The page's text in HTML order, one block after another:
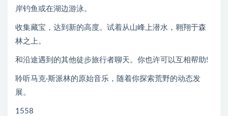
岸钓鱼或在湖边游泳。
收集藏宝，达到新的高度。试着从山峰上潜水，翱翔于森
林之上。
和沿途遇到的其他徒步旅行者聊天。你也许可以互相帮助!
聆听马克·斯派林的原始音乐，随着你探索荒野的动态发
展。
1558